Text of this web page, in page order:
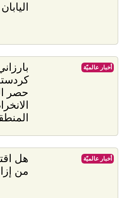
حصر
أخبار عالميّة
هل
من
أخبار عالميّة